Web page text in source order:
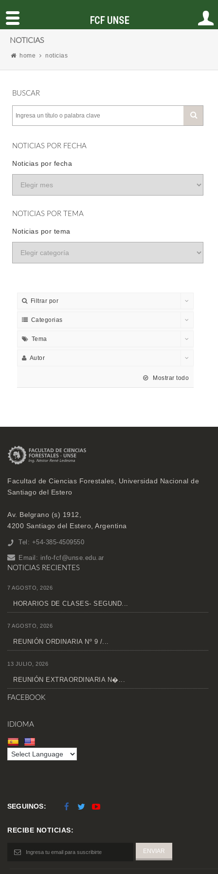
NOTICIAS
home noticias
BUSCAR
NOTICIAS POR FECHA
Noticias por fecha
NOTICIAS POR TEMA
Noticias por tema
Filtrar por
Categorias
Tema
Autor
Mostrar todo
Facultad de Ciencias Forestales, Universidad Nacional de
Santiago del Estero
Av. Belgrano (s) 1912,
4200 Santiago del Estero, Argentina
Tel: +54-385-4509550
Email: info-fcf@unse.edu.ar
NOTICIAS RECIENTES
7 AGOSTO, 2026
HORARIOS DE CLASES- SEGUND...
7 AGOSTO, 2026
REUNIÓN ORDINARIA Nº 9 /...
13 JULIO, 2026
REUNIÓN EXTRAORDINARIA N�...
FACEBOOK
IDIOMA
SEGUINOS:
RECIBE NOTICIAS:
FCF UNSE